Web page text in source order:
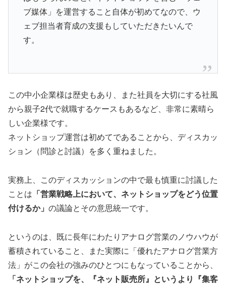
ブ媒体」を運営すること自体が初めてなので、ウ
ェブ担当者育成の支援もしていただきたいんで
す。
この中小企業様は歴史もあり、また社員を大切にする社風
から親子2代で就職するケースもあるなど、非常に素晴ら
しい企業様です。
ネットショップ運営は初めてであることから、ディスカッ
ション（問診と討議）を多く重ねました。
実務上、このディスカッションの中で最も慎重に討議した
ことは 「営業戦略上において、ネットショップをどう位置
付けるか」 の議論とその意思統一です。
というのは、既に長年にわたりアナログ営業のノウハウが
蓄積されていること、また実際に「優れたアナログ営業方
法」がこの会社の強みのひとつにもなっていることから、
「ネットショップを、『ネット販売所』というより『集客